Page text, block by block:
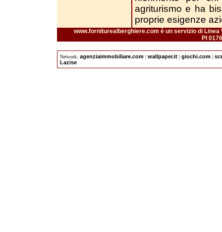
agriturismo e ha
proprie esigenze
www.forniturealberghiere.com è un servizio di Linea
PI
Network: agenziaimmobiliare.com | wallpaper.it | giochi.com |
Lazise